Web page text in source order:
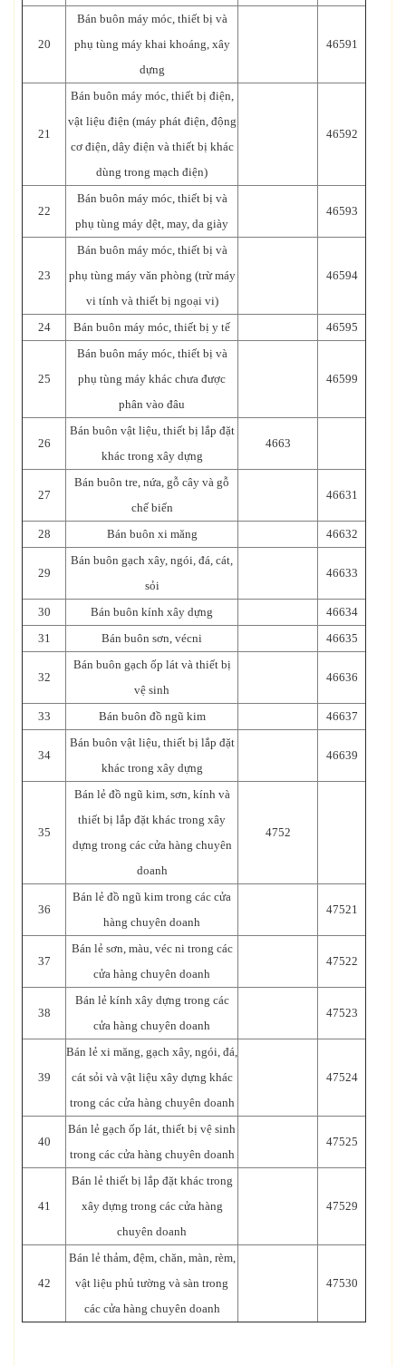
20
Bán buôn máy móc, thiết bị và
phụ tùng máy khai khoáng, xây
dựng
46591
21
Bán buôn máy móc, thiết bị điện,
vật liệu điện (máy phát điện, động
cơ điện, dây điện và thiết bị khác
dùng trong mạch điện)
46592
22
Bán buôn máy móc, thiết bị và
phụ tùng máy dệt, may, da giày
46593
23
Bán buôn máy móc, thiết bị và
phụ tùng máy văn phòng (trừ máy
vi tính và thiết bị ngoại vi)
46594
24 Bán buôn máy móc, thiết bị y tế 46595
25
Bán buôn máy móc, thiết bị và
phụ tùng máy khác chưa được
phân vào đâu
46599
26
Bán buôn vật liệu, thiết bị lắp đặt
khác trong xây dựng
4663
27
Bán buôn tre, nứa, gỗ cây và gỗ
chế biến
46631
28 Bán buôn xi măng 46632
29
Bán buôn gạch xây, ngói, đá, cát,
sỏi
46633
30 Bán buôn kính xây dựng
46634
31
Bán buôn sơn, vécni 46635
32
Bán buôn gạch ốp lát và thiết bị
vệ sinh
46636
33 Bán buôn đồ ngũ kim 46637
34
Bán buôn vật liệu, thiết bị lắp đặt
khác trong xây dựng
46639
35
Bán lẻ đồ ngũ kim, sơn, kính và
thiết bị lắp đặt khác trong xây
dựng trong các cửa hàng chuyên
doanh
4752
36
Bán lẻ đồ ngũ kim trong các cửa
hàng chuyên doanh
47521
37
Bán lẻ sơn, màu, véc ni trong các
cửa hàng chuyên doanh
47522
38
Bán lẻ kính xây dựng trong các
cửa hàng chuyên doanh
47523
39
Bán lẻ xi măng, gạch xây, ngói, đá,
cát sỏi và vật liệu xây dựng khác
trong các cửa hàng chuyên doanh
47524
40
Bán lẻ gạch ốp lát, thiết bị vệ sinh
trong các cửa hàng chuyên doanh
47525
41
Bán lẻ thiết bị lắp đặt khác trong
xây dựng trong các cửa hàng
chuyên doanh
47529
42
Bán lẻ thảm, đệm, chăn, màn, rèm,
vật liệu phủ tường và sàn trong
các cửa hàng chuyên doanh
47530